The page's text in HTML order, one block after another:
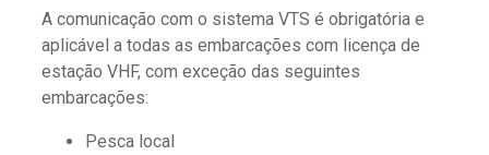
A comunicação com o sistema VTS é obrigatória e
aplicável a todas as embarcações com licença de
estação VHF, com exceção das seguintes
embarcações:
Pesca local